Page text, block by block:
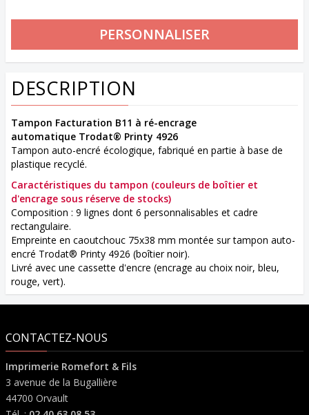
DESCRIPTION
Tampon Facturation B11 à ré-encrage
automatique Trodat® Printy 4926
Tampon auto-encré écologique, fabriqué en partie à base de
plastique recyclé.
Caractéristiques du tampon (couleurs de boîtier et
d'encrage sous réserve de stocks)
Composition : 9 lignes dont 6 personnalisables et cadre
rectangulaire.
Empreinte en caoutchouc 75x38 mm montée sur tampon auto-
encré Trodat® Printy 4926 (boîtier noir).
Livré avec une cassette d'encre (encrage au choix noir, bleu,
rouge, vert).
CONTACTEZ-NOUS
Imprimerie Romefort & Fils
3 avenue de la Bugallière
44700 Orvault